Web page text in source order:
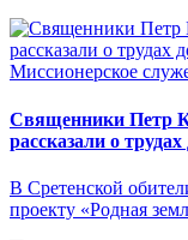
Миссионерское
Священники Петр
рассказали о
В Сретенской
проекту «Родная